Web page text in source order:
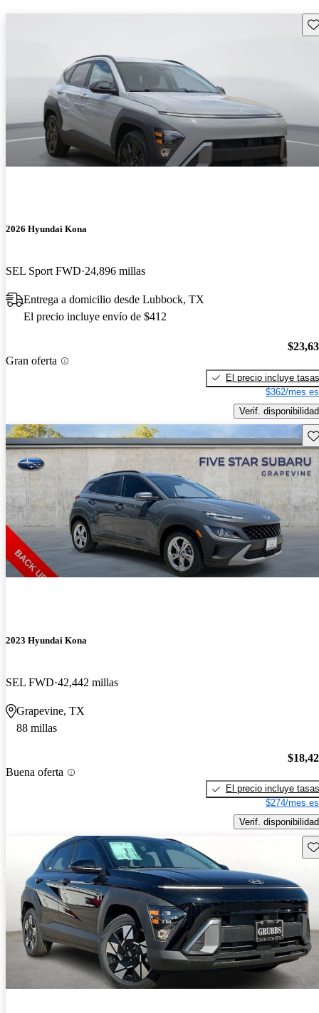
2026 Hyundai Kona
SEL Sport FWD 24,896 millas
Entrega a domicilio desde Lubbock, TX
El precio incluye envío de $412
Gran oferta
El precio incluye tasas
$362/mes
Verif. disponibilidad
2023 Hyundai Kona
SEL FWD 42,442 millas
Grapevine, TX
88 millas
Buena oferta
El precio incluye tasas
$274/mes
Verif. disponibilidad